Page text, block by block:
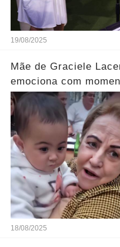
19/08/2025
Mãe de Graciele
emociona com
Clara.... assista
18/08/2025